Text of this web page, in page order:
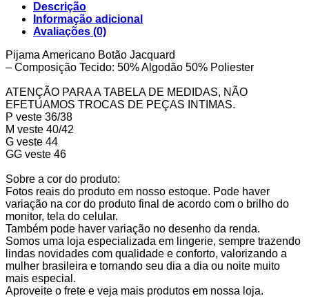
Descrição
Informação adicional
Avaliações (0)
Pijama Americano Botão Jacquard
– Composição Tecido: 50% Algodão 50% Poliester
ATENÇÃO PARA A TABELA DE MEDIDAS, NÃO
EFETUAMOS TROCAS DE PEÇAS INTIMAS.
P veste 36/38
M veste 40/42
G veste 44
GG veste 46
Sobre a cor do produto:
Fotos reais do produto em nosso estoque. Pode haver
variação na cor do produto final de acordo com o brilho do
monitor, tela do celular.
Também pode haver variação no desenho da renda.
Somos uma loja especializada em lingerie, sempre trazendo
lindas novidades com qualidade e conforto, valorizando a
mulher brasileira e tornando seu dia a dia ou noite muito
mais especial.
Aproveite o frete e veja mais produtos em nossa loja.